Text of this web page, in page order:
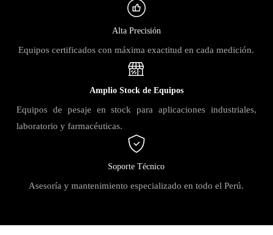
Alta Precisión
Equipos certificados con máxima exactitud en cada medición.
Amplio Stock de Equipos
Equipos de pesaje en stock para aplicaciones industriales,
laboratorio y farmacéuticas.
Soporte Técnico
Asesoría y mantenimiento especializado en todo el Perú.